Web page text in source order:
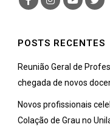
POSTS RECENTES
Reunião Geral de
chegada de novos
Novos profissionais
Colação de Grau no